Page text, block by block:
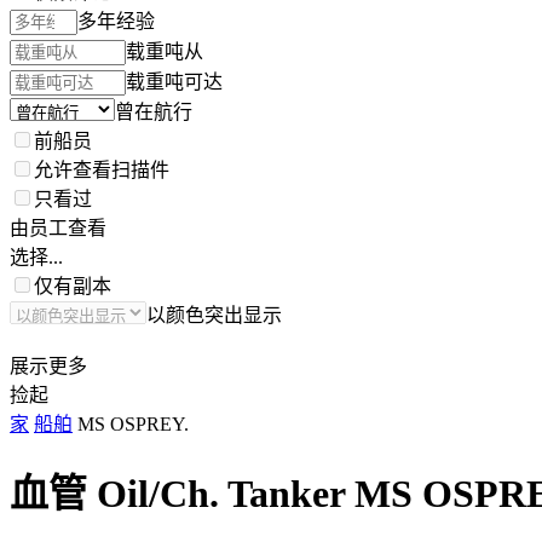
多年经验
载重吨从
载重吨可达
曾在航行
前船员
允许查看扫描件
只看过
由员工查看
选择...
仅有副本
以颜色突出显示
展示更多
捡起
家 船舶 MS OSPREY.
血管 Oil/Ch. TankerMS